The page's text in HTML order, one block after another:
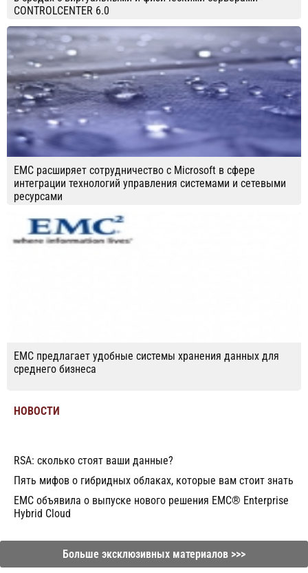
CONTROLCENTER 6.0
EMC расширяет сотрудничество с Microsoft в сфере
интеграции технологий управления системами и сетевыми
ресурсами
EMC предлагает удобные системы хранения данных для
среднего бизнеса
НОВОСТИ
RSA: сколько стоят ваши данные?
Пять мифов о гибридных облаках, которые вам стоит знать
EMC объявила о выпуске нового решения EMC® Enterprise
Hybrid Cloud
Больше эксклюзивных материалов >>>